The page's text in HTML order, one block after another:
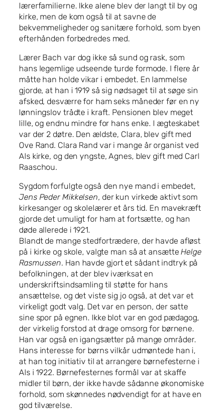
lærerfamilierne. Ikke alene blev der langt til by og
kirke, men de kom også til at savne de
bekvemmeligheder og sanitære forhold, som byen
efterhånden forbedredes med.
Lærer Bach var dog ikke så sund og rask, som
hans legemlige udseende turde formode. I flere år
måtte han holde vikar i embedet. En lammelse
gjorde, at han i 1919 så sig nødsaget til at søge sin
afsked, desværre for ham seks måneder før en ny
lønningslov trådte i kraft. Pensionen blev meget
lille, og endnu mindre for hans enke. I ægteskabet
var der 2 døtre. Den ældste, Clara, blev gift med
Ove Rand. Clara Rand var i mange år organist ved
Als kirke, og den yngste, Agnes, blev gift med Carl
Raaschou.
Sygdom forfulgte også den nye mand i embedet,
Jens Peder Mikkelsen, der kun virkede aktivt som
kirkesanger og skolelærer et års tid. En mavekræft
gjorde det umuligt for ham at fortsætte, og han
døde allerede i 1921.
Blandt de mange stedfortrædere, der havde afløst
på i kirke og skole, valgte man så at ansætteHelge
Rasmussen. Han havde gjort et sådant indtryk på
befolkningen, at der blev iværksat en
underskriftsindsamling til støtte for hans
ansættelse, og det viste sig jo også, at det var et
virkeligt godt valg. Det var en person, der satte
sine spor på egnen. Ikke blot var en god pædagog,
der virkelig forstod at drage omsorg for børnene.
Han var også en igangsætter på mange områder.
Hans interesse for børns vilkår udmøntede han i,
at han tog initiativ til at arrangere børnefesterne i
Als i 1922. Børnefesternes formål var at skaffe
midler til børn, der ikke havde sådanne økonomiske
forhold, som skønnedes nødvendigt for at have en
god tilværelse.